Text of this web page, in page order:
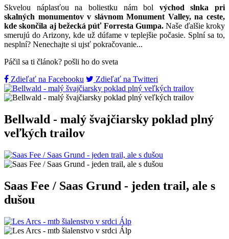
Skvelou náplasťou na boliestku nám bol východ slnka pri
skalných monumentov v slávnom Monument Valley, na ceste,
kde skončila aj bežecká púť Forresta Gumpa. Naše ďalšie kroky
smerujú do Arizony, kde už dúfame v teplejšie počasie. Splní sa to,
nesplní? Nenechajte si ujsť pokračovanie...
Páčil sa ti článok? pošli ho do sveta
Zdieľať na Facebooku
Zdieľať na Twitteri
Bellwald - malý švajčiarsky poklad plný
veľkých trailov
Saas Fee / Saas Grund - jeden trail, ale s
dušou